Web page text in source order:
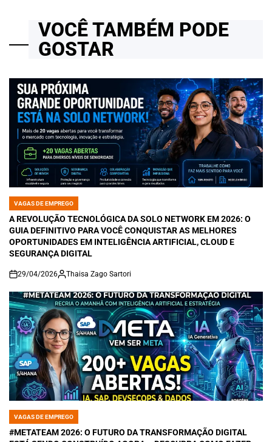
VOCÊ TAMBÉM PODE
GOSTAR
POSTED
IN
VAGAS DE EMPREGO
A REVOLUÇÃO TECNOLÓGICA DA SOLO NETWORK EM 2026: O
GUIA DEFINITIVO PARA VOCÊ CONQUISTAR AS MELHORES
OPORTUNIDADES EM INTELIGÊNCIA ARTIFICIAL, CLOUD E
SEGURANÇA DIGITAL
on
29/04/2026 Thaisa Zago Sartori
POSTED
IN
VAGAS DE EMPREGO
#METATEAM 2026: O FUTURO DA TRANSFORMAÇÃO DIGITAL